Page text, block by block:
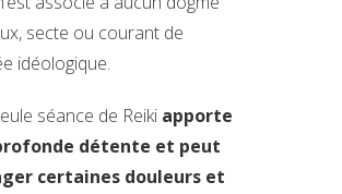
secte ou courant de
idéologique.
séance de Reiki apporte
détente et peut
certaines douleurs et